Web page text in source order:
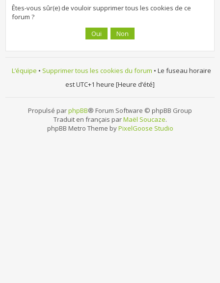
Êtes-vous sûr(e) de vouloir supprimer tous les cookies de ce
forum ?
L’équipe • Supprimer tous les cookies du forum • Le fuseau horaire
est UTC+1 heure [Heure d’été]
Propulsé parphpBB® Forum Software © phpBB Group
Traduit en français parMaël Soucaze.
phpBB Metro Theme byPixelGoose Studio